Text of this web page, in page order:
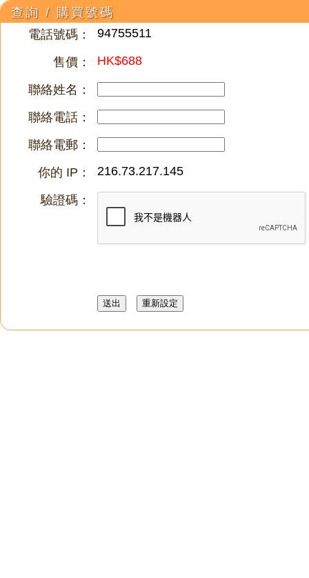
查詢 / 購買號碼
電話號碼：
94755511
售價： HK$688
聯絡姓名：
聯絡電話：
聯絡電郵：
你的 IP：
216.73.217.145
驗證碼：